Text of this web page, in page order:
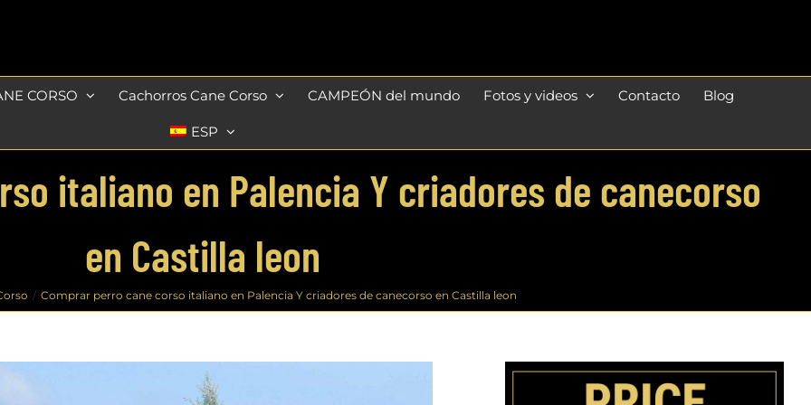
CORSO Cachorros Cane Corso CAMPEÓN del mundo Fotos y videos Contacto Blog
ESP
italiano en Palencia Y criadores de canecorso
en Castilla leon
Comprar perro cane corso italiano en Palencia Y criadores de canecorso en Castilla leon